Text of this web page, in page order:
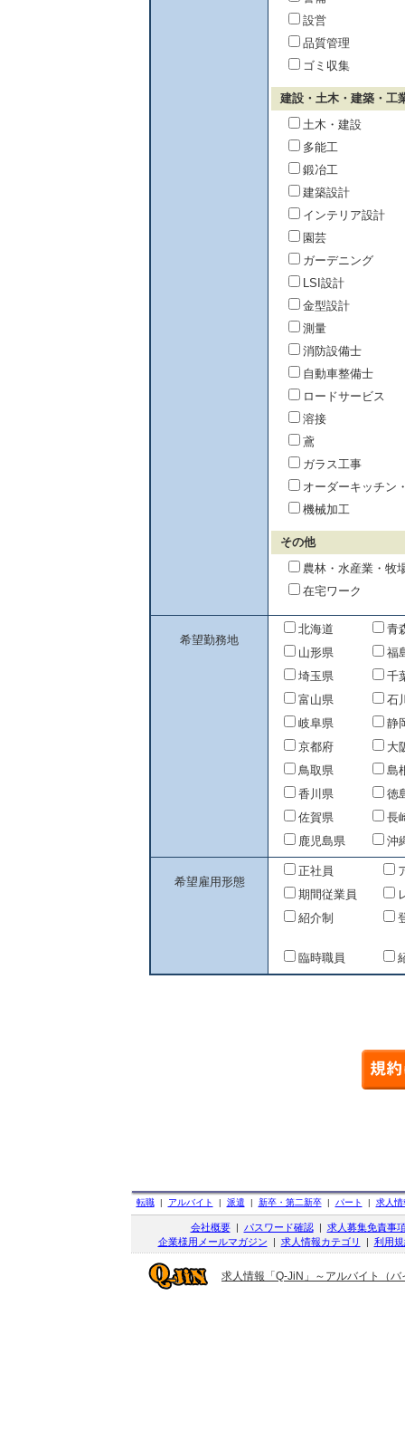
設営
品質管理
ゴミ収集
建設・土木・建築・工
土木・建設
多能工
鍛冶工
建築設計
インテリア設計
園芸
ガーデニング
LSI設計
金型設計
測量
消防設備士
自動車整備士
ロードサービス
溶接
鳶
ガラス工事
オーダーキッチン
機械加工
その他
農林・水産業・牧
在宅ワーク
希望勤務地
北海道
青
山形県
福
埼玉県
千
富山県
石
岐阜県
静
京都府
大
鳥取県
島
香川県
徳
佐賀県
長
鹿児島県
沖
希望雇用形態
正社員
期間従業員
紹介制
臨時職員
転職| アルバイト | 派遣 | 新卒・第二新卒| パート | 求人情
会社概要| パスワード確認| 求人募集免責事
企業様用メールマガジン | 求人情報カテゴリ | 利用
求人情報「Q-JiN」～アルバイト（